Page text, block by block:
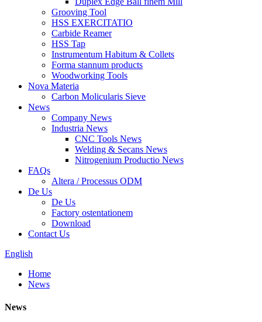
Grooving Tool
HSS EXERCITATIO
Carbide Reamer
HSS Tap
Instrumentum Habitum & Collets
Forma stannum products
Woodworking Tools
Nova Materia
Carbon Molicularis Sieve
News
Company News
Industria News
CNC Tools News
Welding & Secans News
Nitrogenium Productio News
FAQs
Altera / Processus ODM
De Us
De Us
Factory ostentationem
Download
Contact Us
English
Home
News
News